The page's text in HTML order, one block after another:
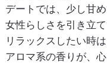
デートでは、少し甘
女性らしさを引き立て
リラックスしたい時
アロマ系の香りが、